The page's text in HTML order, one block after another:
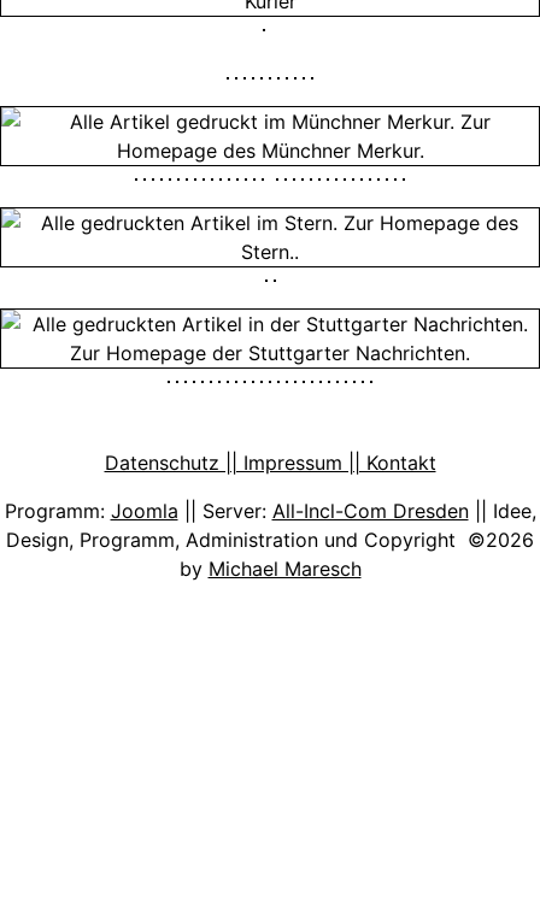
Datenschutz || Impressum || Kontakt
Programm: Joomla || Server: All-Incl-Com Dresden|| Idee,
Design, Programm, Administration und Copyright ©2026
by Michael Maresch